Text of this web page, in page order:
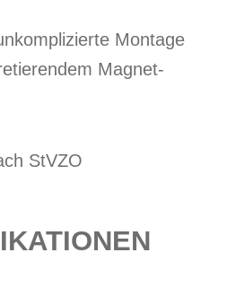
Montage
Magnet-
StVZO